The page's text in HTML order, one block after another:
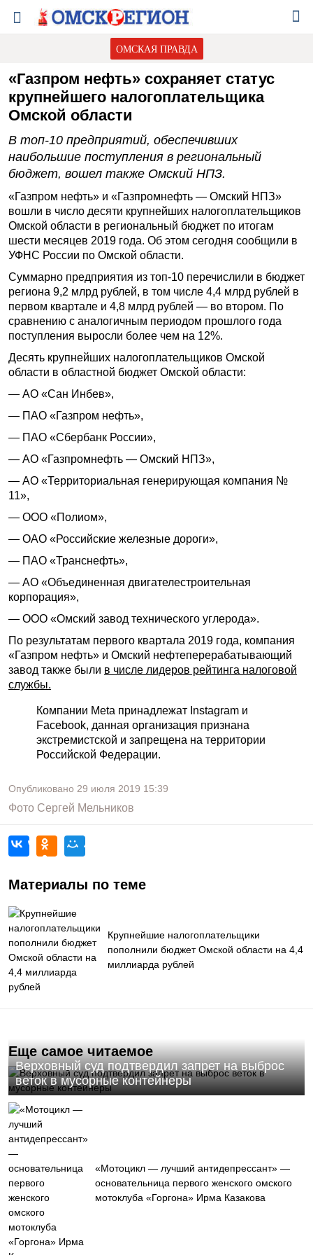
ОМСКАЯ ПРАВДА
«Газпром нефть» сохраняет статус
крупнейшего налогоплательщика
Омской области
В топ-10 предприятий, обеспечивших
наибольшие поступления в региональный
бюджет, вошел также Омский НПЗ.
«Газпром нефть» и «Газпромнефть — Омский НПЗ»
вошли в число десяти крупнейших налогоплательщиков
Омской области в региональный бюджет по итогам
шести месяцев 2019 года. Об этом сегодня сообщили в
УФНС России по Омской области.
Суммарно предприятия из топ-10 перечислили в бюджет
региона 9,2 млрд рублей, в том числе 4,4 млрд рублей в
первом квартале и 4,8 млрд рублей — во втором. По
сравнению с аналогичным периодом прошлого года
поступления выросли более чем на 12%.
Десять крупнейших налогоплательщиков Омской
области в областной бюджет Омской области:
— АО «Сан Инбев»,
— ПАО «Газпром нефть»,
— ПАО «Сбербанк России»,
— АО «Газпромнефть — Омский НПЗ»,
— АО «Территориальная генерирующая компания №
11»,
— ООО «Полиом»,
— ОАО «Российские железные дороги»,
— ПАО «Транснефть»,
— АО «Объединенная двигателестроительная
корпорация»,
— ООО «Омский завод технического углерода».
По результатам первого квартала 2019 года, компания
«Газпром нефть» и Омский нефтеперерабатывающий
завод также были в числе лидеров рейтинга налоговой
службы.
Компании Meta принадлежат Instagram и
Facebook, данная организация признана
экстремистской и запрещена на территории
Российской Федерации.
Опубликовано 29 июля 2019 15:39
Фото Сергей Мельников
Материалы по теме
Крупнейшие налогоплательщики
пополнили бюджет Омской области на 4,4
миллиарда рублей
Еще самое читаемое
Верховный суд подтвердил запрет на выброс
веток в мусорные контейнеры
«Мотоцикл — лучший антидепрессант» —
основательница первого женского омского
мотоклуба «Горгона» Ирма Казакова